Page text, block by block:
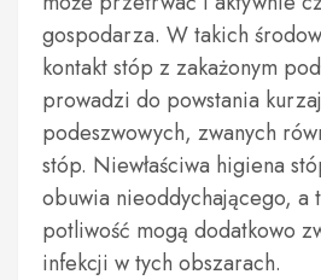
gospodarza. W takich
kontakt stóp z zakażonym
prowadzi do powstania
podeszwowych, zwanych
stóp. Niewłaściwa higiena
obuwia nieoddychającego, a
potliwość mogą dodatkowo
infekcji w tych obszarach.